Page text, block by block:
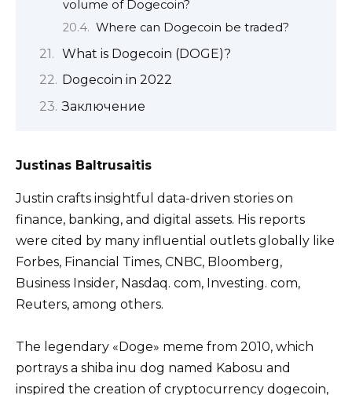
volume of Dogecoin?
Where can Dogecoin be traded?
What is Dogecoin (DOGE)?
Dogecoin in 2022
Заключение
Justinas Baltrusaitis
Justin crafts insightful data-driven stories on
finance, banking, and digital assets. His reports
were cited by many influential outlets globally like
Forbes, Financial Times, CNBC, Bloomberg,
Business Insider, Nasdaq. com, Investing. com,
Reuters, among others.
The legendary «Doge» meme from 2010, which
portrays a shiba inu dog named Kabosu and
inspired the creation of cryptocurrency dogecoin,